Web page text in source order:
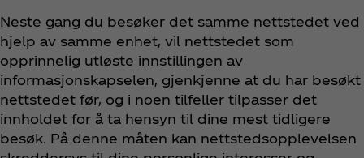
Neste gang du besøker det samme nettstedet ved
hjelp av samme enhet, vil nettstedet som
opprinnelig utløste innstillingen av
informasjonskapselen, gjenkjenne at du har besøkt
nettstedet før, og i noen tilfeller tilpasser det
innholdet for å ta hensyn til dine mest tidligere
besøk. På denne måten kan nettstedsopplevelsen